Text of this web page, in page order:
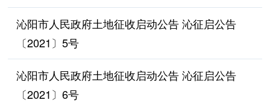
沁阳市人民政府土地征收启动公告 沁征启公告
〔2021〕5号
沁阳市人民政府土地征收启动公告 沁征启公告
〔2021〕6号